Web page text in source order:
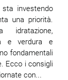
investendo
una priorità.
e verdura e
fondamentali
Ecco i consigli
con...